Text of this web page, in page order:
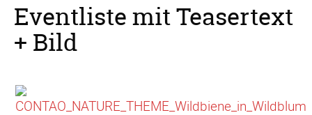
Eventliste mit Teasertext
+ Bild